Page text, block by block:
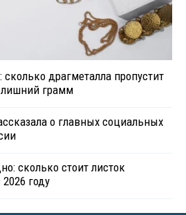
сколько драгметалла пропустит
лишний грамм
о главных социальных
сколько стоит листок
году